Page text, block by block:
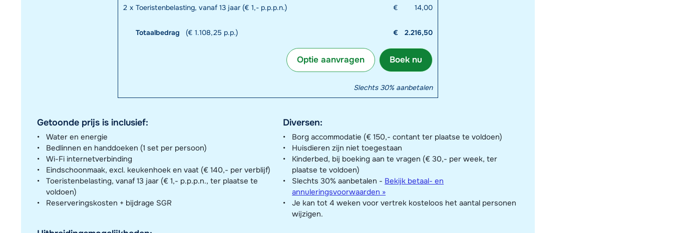
2 x Toeristenbelasting, vanaf 13 jaar (€ 1,- p.p.p.n.) € 14,00
Totaalbedrag (€ 1.108,25 p.p.) € 2.216,50
Boek nu
Optie aanvragen
Slechts 30% aanbetalen
Getoonde prijs is inclusief:
Water en energie
Bedlinnen en handdoeken (1 set per persoon)
Wi-Fi internetverbinding
Eindschoonmaak, excl. keukenhoek en vaat (€ 140,- per verblijf)
Toeristenbelasting, vanaf 13 jaar (€ 1,- p.p.p.n., ter plaatse te
voldoen)
Reserveringskosten + bijdrage SGR
Diversen:
Borg accommodatie (€ 150,- contant ter plaatse te voldoen)
Huisdieren zijn niet toegestaan
Kinderbed, bij boeking aan te vragen (€ 30,- per week, ter
plaatse te voldoen)
Slechts 30% aanbetalen - Bekijk betaal- en
annuleringsvoorwaarden »
Je kan tot 4 weken voor vertrek kosteloos het aantal personen
wijzigen.